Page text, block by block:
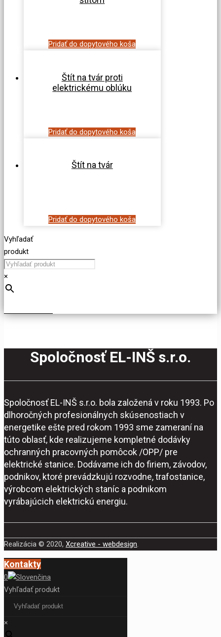
Pridať do dopytového koša
Štít na tvár proti
elektrickému oblúku
Pridať do dopytového koša
Štít na tvár
Pridať do dopytového koša
Vyhľadať
produkt
×
Spoločnosť EL-INŠ s.r.o.
Spoločnosť EL-INŠ s.r.o. bola založená v roku 1993. Po
dlhoročných profesionálnych skúsenostiach v
energetike ešte pred rokom 1993 sme zameraní na
túto oblasť, kde realizujeme kompletné dodávky
ochranných pracovných pomôcok /OPP/ pre
elektrické stanice. Dodávame ich do firiem, závodov,
podnikov, ktoré prevádzkujú rozvodne, trafostanice,
výrobcom elektrických staníc a podnikom
vyrábajúcich elektrickú energiu.
Realizácia © 2020, Xcreative - webdesign
Kontakty
0
Vyhľadať produkt
×